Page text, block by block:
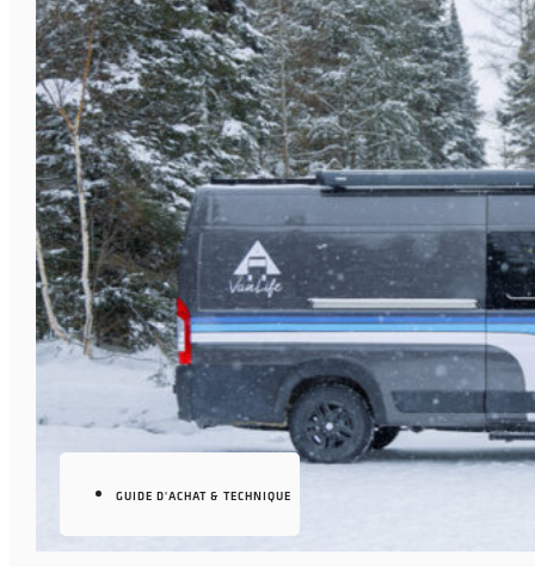
GUIDE D'ACHAT & TECHNIQUE